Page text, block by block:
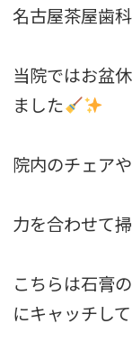
名古屋茶屋歯
当院ではお盆
ました
院内のチェア
力を合わせて
こちらは石膏
にキャッチして